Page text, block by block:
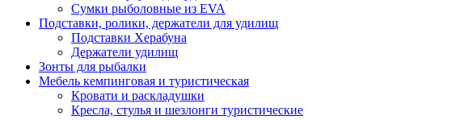
Сумки рыболовные из EVA
Подставки, ролики, держатели для удилищ
Подставки Херабуна
Держатели удилищ
Зонты для рыбалки
Мебель кемпинговая и туристическая
Кровати и раскладушки
Кресла, стулья и шезлонги туристические